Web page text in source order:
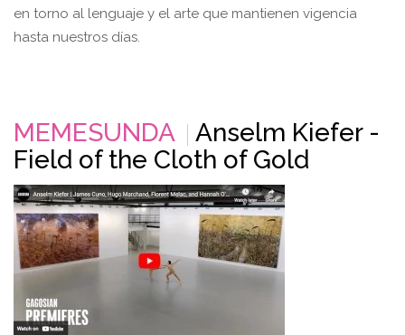
en torno al lenguaje y el arte que mantienen vigencia
hasta nuestros días.
MEMESUNDA
Anselm Kiefer -
Field of the Cloth of Gold